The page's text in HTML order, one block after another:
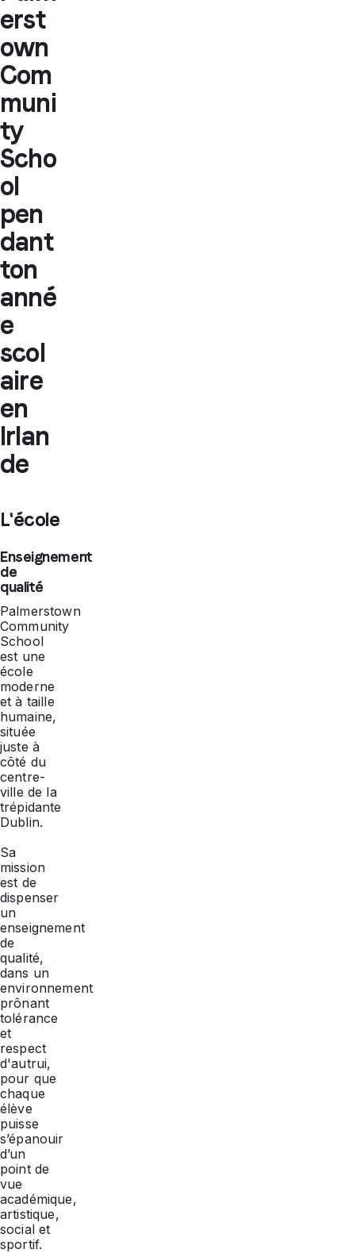
erst
own
Com
muni
ty
Scho
ol
pen
dant
ton
anné
e
scol
aire
en
Irlan
de
L'école
Enseignement
de
qualité
Palmerstown
Community
School
est une
école
moderne
et à taille
humaine,
située
juste à
côté du
centre-
ville de la
trépidante
Dublin.
Sa
mission
est de
dispenser
un
enseignement
de
qualité,
dans un
environnement
prônant
tolérance
et
respect
d'autrui,
pour que
chaque
élève
puisse
s’épanouir
d’un
point de
vue
académique,
artistique,
social et
sportif.